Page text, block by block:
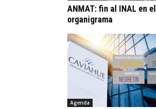
ANMAT: fin al INAL en el
organigrama
Agenda